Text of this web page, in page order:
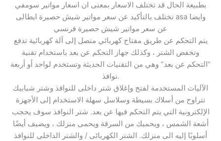
بطبيعة الحال قد تختلف الاسعار بمعنى ان اسعار مواتير سومفي
تختلف بالتأكيد عن سعر مواتير شيش حصيرة ايطالى asa وايضا
عن سعر مواتير شيش حصيرة فرنسي
يتم التحكم عن طريق مفتاح كهربائي متصل إلى آلة كهربائية تدفع
وتخفض الشتر ، وكذلك جهاز التحكم عن بعد باستخدام تقنية
“التحكم عن بعد” وهي من التقنيات الحديثة وتستخدم لواحد أو أربعة
نوافذ.
الآليات المستخدمة لفتح وإغلاق شتر داخلى للنوافذ وشتر شبابيك
تتراوح من أسلاك بسيطة وسلاسل سهلة الاستخدام إلى الأجهزة
الإلكترونية التي يتم التحكم فيها عن بعد. شتر النوافذ سوف يحجب
أشعة الشمس ، ويحميك من السرقة ويحمى منزلك ، ويضيف أيضًا
أسلوبًا إليه الى منزلك. الشتر الكهربائى / والشتر الداخلى للنوافذ